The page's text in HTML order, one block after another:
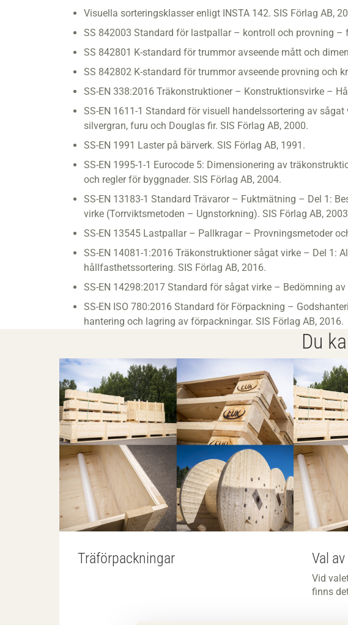
Visuella sorteringsklasser enligt INSTA 142. SIS Förlag AB,
SS 842003 Standard för lastpallar – kontroll och provning –
SS 842801 K-standard för trummor avseende mått och
SS 842802 K-standard för trummor avseende provning och
SS-EN 338:2016 Träkonstruktioner – Konstruktionsvirke –
SS-EN 1611-1 Standard för visuell handelssortering av
silvergran, furu och Douglas fir. SIS Förlag AB, 2000.
SS-EN 1991 Laster på bärverk. SIS Förlag AB, 1991.
SS-EN 1995-1-1 Eurocode 5: Dimensionering av
och regler för byggnader. SIS Förlag AB, 2004.
SS-EN 13183-1 Standard Trävaror – Fuktmätning – Del 1:
virke (Torrviktsmetoden – Ugnstorkning). SIS Förlag AB,
SS-EN 13545 Lastpallar – Pallkragar – Provningsmetoder
SS-EN 14081-1:2016 Träkonstruktioner sågat virke – Del 1:
hållfasthetssortering. SIS Förlag AB, 2016.
SS-EN 14298:2017 Standard för sågat virke – Bedömning
SS-EN ISO 780:2016 Standard för Förpackning –
hantering och lagring av förpackningar. SIS Förlag AB, 2016.
Du
Träförpackningar Val
Vid
finns